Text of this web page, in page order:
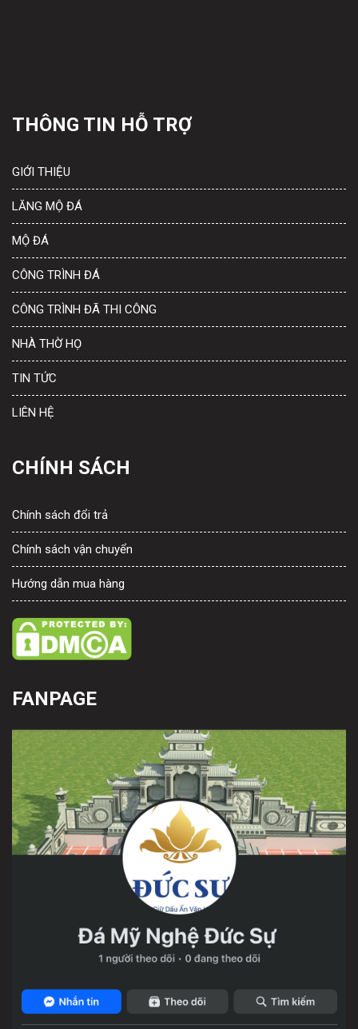
THÔNG TIN HỖ TRỢ
GIỚI THIỆU
LĂNG MỘ ĐÁ
MỘ ĐÁ
CÔNG TRÌNH ĐÁ
CÔNG TRÌNH ĐÃ THI CÔNG
NHÀ THỜ HỌ
TIN TỨC
LIÊN HỆ
CHÍNH SÁCH
Chính sách đổi trả
Chính sách vận chuyển
Hướng dẫn mua hàng
FANPAGE